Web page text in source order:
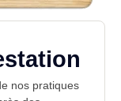
nos pratiques